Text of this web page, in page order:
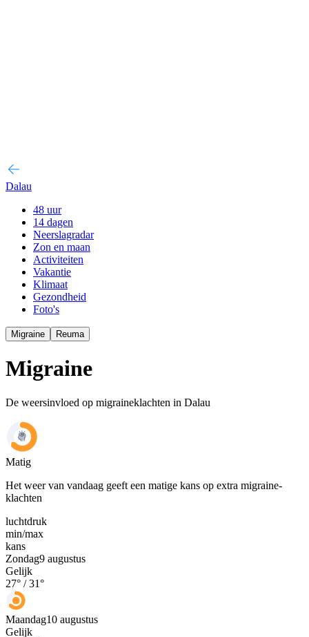
Dalau
48 uur
14 dagen
Neerslagradar
Zon en maan
Activiteiten
Vakantie
Klimaat
Gezondheid
Foto's
Migraine Reuma
Migraine
De weersinvloed op migraineklachten in Dalau
Matig
Het weer van vandaag geeft een matige kans op extra migraine-
klachten
luchtdruk
min/max
kans
Zondag9 augustus
Gelijk
27° /31°
Maandag10 augustus
Gelijk